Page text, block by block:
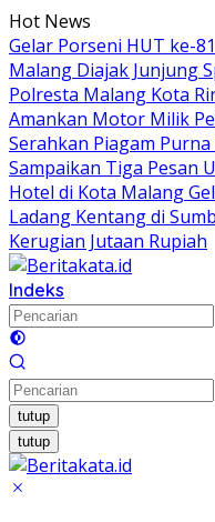
Langsung
ke
konten
Hot News
Gelar Porseni HUT ke-
Malang Diajak Junjung
Polresta Malang Kota
Amankan Motor Milik
Serahkan Piagam
Sampaikan Tiga Pesan
Hotel di Kota Malang
Ladang Kentang di
Kerugian Jutaan Rupiah
Indeks
tutup
tutup